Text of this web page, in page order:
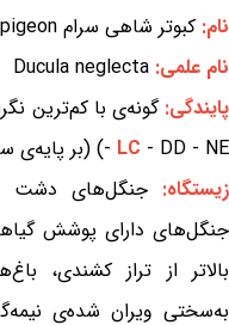
نام: کبوتر شاهی سرام Seram imperial pigeon
نام علمی: Ducula neglecta
پایندگی:
- LC - DD - NE) (بر پایه‌ی سیاهه‌ی سرخ IUCN)
زیستگاه:جنگل‌های دشت
جنگل‌های دارای پوشش
بالاتر از تراز کشندی،
به‌سختی ویران شده‌ی